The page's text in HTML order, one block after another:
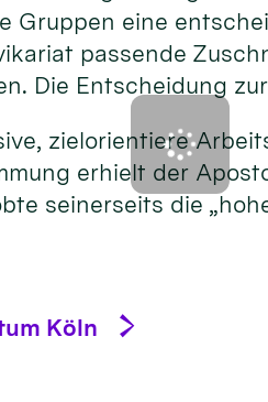
Gruppen eine
passende
Die Entscheidung
zielorientiere
erhielt der
seinerseits die
Köln